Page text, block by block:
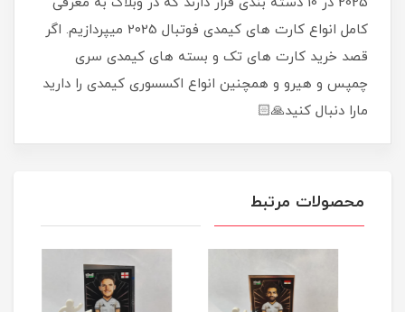
کامل انواع کارت های کیمدی فوتبال 2025 میپردازیم. اگر
قصد خرید کارت های تک و بسته های کیمدی سری
چمپس و هیرو و همچنین انواع اکسسوری کیمدی را دارید
مارا دنبال کنید🙏🏻
محصولات مرتبط